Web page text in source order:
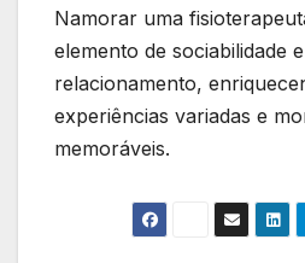
Namorar uma
elemento de sociabilidade
relacionamento,
experiências variadas e
memoráveis.